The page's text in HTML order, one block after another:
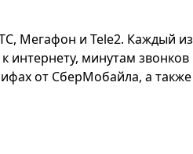
, Мегафон и Tele2. Каждый из
интернету, минутам звонков
от СберМобайла, а также